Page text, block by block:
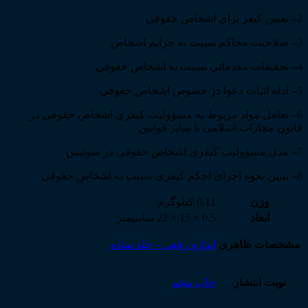
2
– تعیین کیفر برای اشخاص حقوقی
3
– صلاحیت محاکم نسبت به جرایم اشخاص
4
– تحقیقات مقدماتی نسبت به اشخاص حقوقی
5
– ادله اثبات دعوا در خصوص اشخاص حقوقی
6
– تعامل مواد مربوط به مسؤولیت کیفری اشخاص حقوقی در
قانون مجازات اسلامی با سایر قوانین
7
– مدل مسؤولیت کیفری اشخاص حقوقی در سوئیس
8
– تبیین نحوه اجرای احکم کیفری نسبت به اشخاص حقوقی
وزن
0.11 کیلوگرم
ابعاد
0.5 × 15 × 22 سانتیمتر
مشخصات ظاهری اندازه رقعی – جلد ساده
نوبت انتشار چاپ پنجم